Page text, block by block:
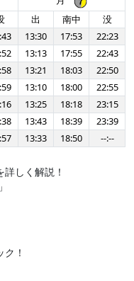
出 南中
没
13:30 17:53
22:23
13:13 17:55
22:43
13:21 18:03
22:50
13:10 18:00
22:55
13:25 18:18
23:15
13:43 18:39
23:39
13:33 18:50 --:--
しく解説！
！